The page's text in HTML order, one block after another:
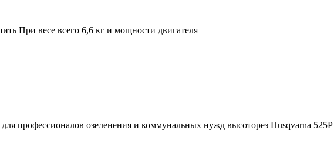
При весе всего 6,6 кг и мощности двигателя
профессионалов озеленения и коммунальных нужд высоторез Husqvarna